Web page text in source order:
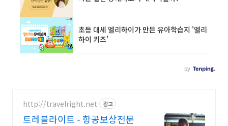
http://travelright.net 광고
트레블라이트 - 항공보상전문